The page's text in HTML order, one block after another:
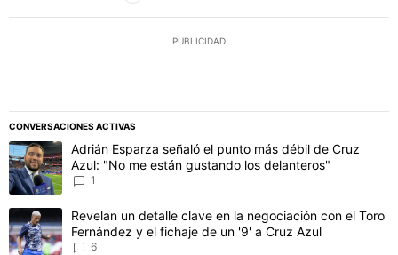
PUBLICIDAD
CONVERSACIONES ACTIVAS
Este listado muestra los artículos con más comentarios en los
Un artículo de tendencia con el título "Adrián Esparza señaló el
Adrián Esparza señaló el punto más débil de Cruz
Azul: "No me están gustando los delanteros"
1
Un artículo de tendencia con el título "Revelan un detalle clave
Revelan un detalle clave en la negociación con el Toro
Fernández y el fichaje de un '9' a Cruz Azul
6